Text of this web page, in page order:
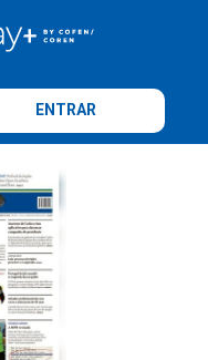
ENTRAR